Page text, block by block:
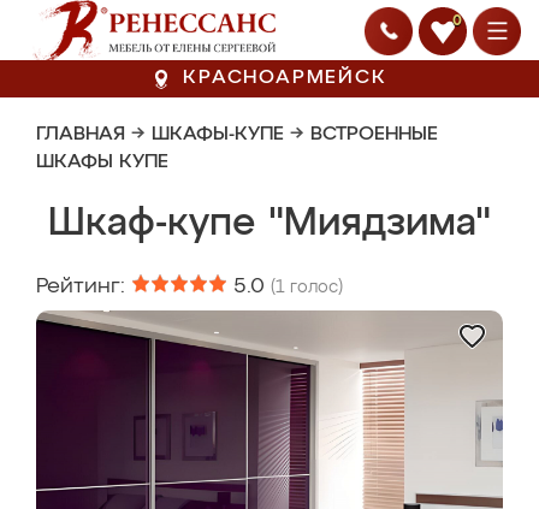
0
КРАСНОАРМЕЙСК
ГЛАВНАЯ → ШКАФЫ-КУПЕ → ВСТРОЕННЫЕ
ШКАФЫ КУПЕ
Шкаф-купе "Миядзима"
Рейтинг: 5.0 (1 голос)